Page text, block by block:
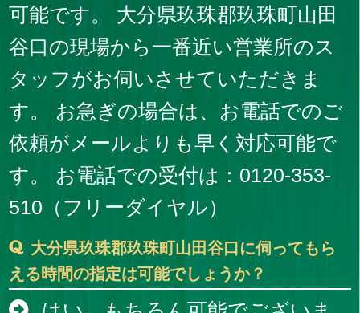
可能です。 大分県玖珠郡玖珠町山田
谷口の現場から一番近い営業所のス
タッフがお伺いさせていただきま
す。 お急ぎの場合は、お電話でのご
依頼がメールよりも早く対応可能で
す。 お電話での受付は：0120-353-
510（フリーダイヤル）
大分県玖珠郡玖珠町山田谷口に伺ってもら
える時間の指定は可能でしょうか？